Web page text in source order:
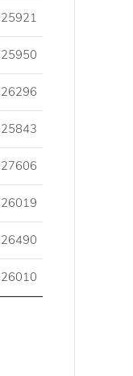
25921
25950
26296
25843
27606
26019
26490
26010